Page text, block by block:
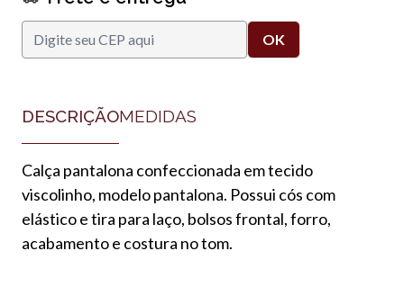
DESCRIÇÃOMEDIDAS
Calça pantalona confeccionada em tecido
viscolinho, modelo pantalona. Possui cós com
elástico e tira para laço, bolsos frontal, forro,
acabamento e costura no tom.